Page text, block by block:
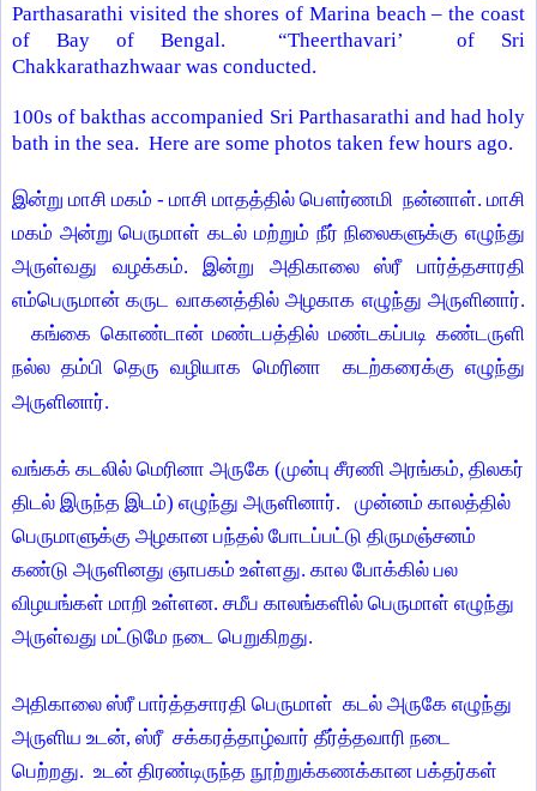
Parthasarathi visited the shores of Marina beach – the coast
of Bay of Bengal. “Theerthavari’ of Sri
Chakkarathazhwaar was conducted.
100s of bakthas accompanied Sri Parthasarathi and had holy
bath in the sea. Here are some photos taken few hours ago.
இன்று மாசி மகம் - மாசி மாதத்தில் பௌர்ணமி நன்னாள். மாசி
மகம் அன்று பெருமாள் கடல் மற்றும் நீர் நிலைகளுக்கு எழுந்து
அருள்வது வழக்கம்.
இன்று அதிகாலை ஸ்ரீ பார்த்தசாரதி
எம்பெருமான் கருட வாகனத்தில் அழகாக எழுந்து அருளினார்.
கங்கை கொண்டான் மண்டபத்தில் மண்டகப்படி கண்டருளி
நல்ல தம்பி தெரு வழியாக மெரினா கடற்கரைக்கு எழுந்து
அருளினார்.
வங்கக் கடலில் மெரினா அருகே (முன்பு சீரணி அரங்கம், திலகர்
திடல் இருந்த இடம்) எழுந்து அருளினார். முன்னம் காலத்தில்
பெருமாளுக்கு அழகான பந்தல் போடப்பட்டு திருமஞ்சனம்
கண்டு அருளினது ஞாபகம் உள்ளது. கால போக்கில் பல
விழயங்கள் மாறி உள்ளன. சமீப காலங்களில் பெருமாள் எழுந்து
அருள்வது மட்டுமே நடை பெறுகிறது.
அதிகாலை ஸ்ரீ பார்த்தசாரதி பெருமாள் கடல் அருகே எழுந்து
அருளிய உடன், ஸ்ரீ சக்கரத்தாழ்வார் தீர்த்தவாரி நடை
பெற்றது. உடன் திரண்டிருந்த நூற்றுக்கணக்கான பக்தர்கள்